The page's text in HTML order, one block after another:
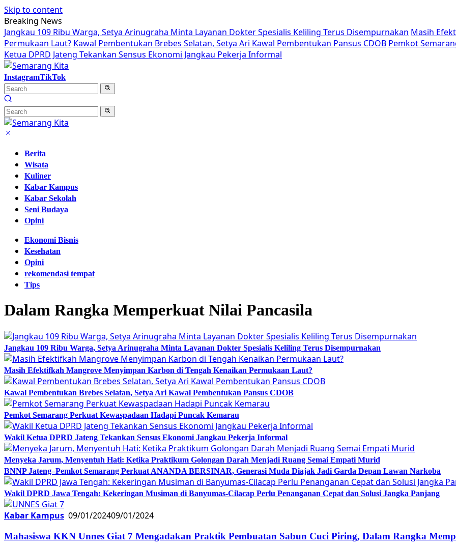
Skip to content
Breaking News
Jangkau 109 Ribu Warga, Setya Arinugraha Minta Layanan Dokter Spesialis Keliling Terus Disempurnakan Masih
Permukaan Laut? Kawal Pembentukan Brebes Selatan, Setya Ari Kawal Pembentukan Pansus CDOB Pemkot
Ketua DPRD Jateng Tekankan Sensus Ekonomi Jangkau Pekerja Informal
InstagramTikTok
Berita
Wisata
Kuliner
Kabar Kampus
Kabar Sekolah
Seni Budaya
Opini
Ekonomi Bisnis
Kesehatan
Opini
rekomendasi tempat
Tips
Dalam Rangka Memperkuat Nilai Pancasila
Jangkau 109 Ribu Warga, Setya Arinugraha Minta Layanan Dokter Spesialis Keliling Terus Disempurnakan
Masih Efektifkah Mangrove Menyimpan Karbon di Tengah Kenaikan Permukaan Laut?
Kawal Pembentukan Brebes Selatan, Setya Ari Kawal Pembentukan Pansus CDOB
Pemkot Semarang Perkuat Kewaspadaan Hadapi Puncak Kemarau
Wakil Ketua DPRD Jateng Tekankan Sensus Ekonomi Jangkau Pekerja Informal
Menyeka Jarum, Menyentuh Hati: Ketika Praktikum Golongan Darah Menjadi Ruang Semai Empati Murid
BNNP Jateng–Pemkot Semarang Perkuat ANANDA BERSINAR, Generasi Muda Diajak Jadi Garda Depan Lawan Narkoba
Wakil DPRD Jawa Tengah: Kekeringan Musiman di Banyumas-Cilacap Perlu Penanganan Cepat dan Solusi Jangka Panjang
Kabar Kampus 09/01/202409/01/2024
Mahasiswa KKN Unnes Giat 7 Mengadakan Praktik Pembuatan Sabun Cuci Piring, Dalam Rangka